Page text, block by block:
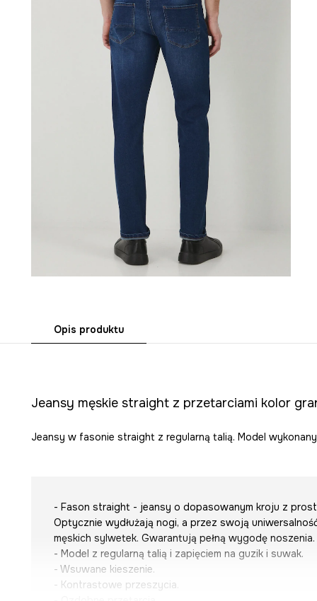
Opis produktu
Jeansy męskie straight z przetarciami kolor
Jeansy w fasonie straight z regularną talią. Model
- Fason straight - jeansy o dopasowanym kroju z
Optycznie wydłużają nogi, a przez swoją
męskich sylwetek. Gwarantują pełną wygodę noszenia.
- Model z regularną talią i zapięciem na guzik i suwak.
- Wsuwane kieszenie.
- Kontrastowe przeszycia.